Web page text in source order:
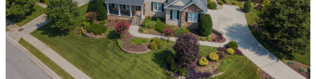
Notre histoire